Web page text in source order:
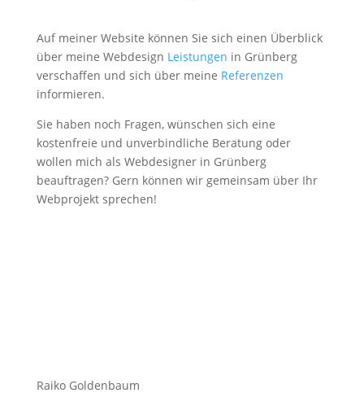
Auf meiner Website können Sie sich einen Überblick
über meine Webdesign Leistungen in Grünberg
verschaffen und sich über meine Referenzen
informieren.
Sie haben noch Fragen, wünschen sich eine
kostenfreie und unverbindliche Beratung oder
wollen mich als Webdesigner in Grünberg
beauftragen? Gern können wir gemeinsam über Ihr
Webprojekt sprechen!
Raiko Goldenbaum